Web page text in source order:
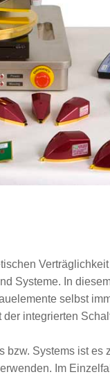
Systeme. In
selbst
integrierten
bzw. Systems ist es
Im